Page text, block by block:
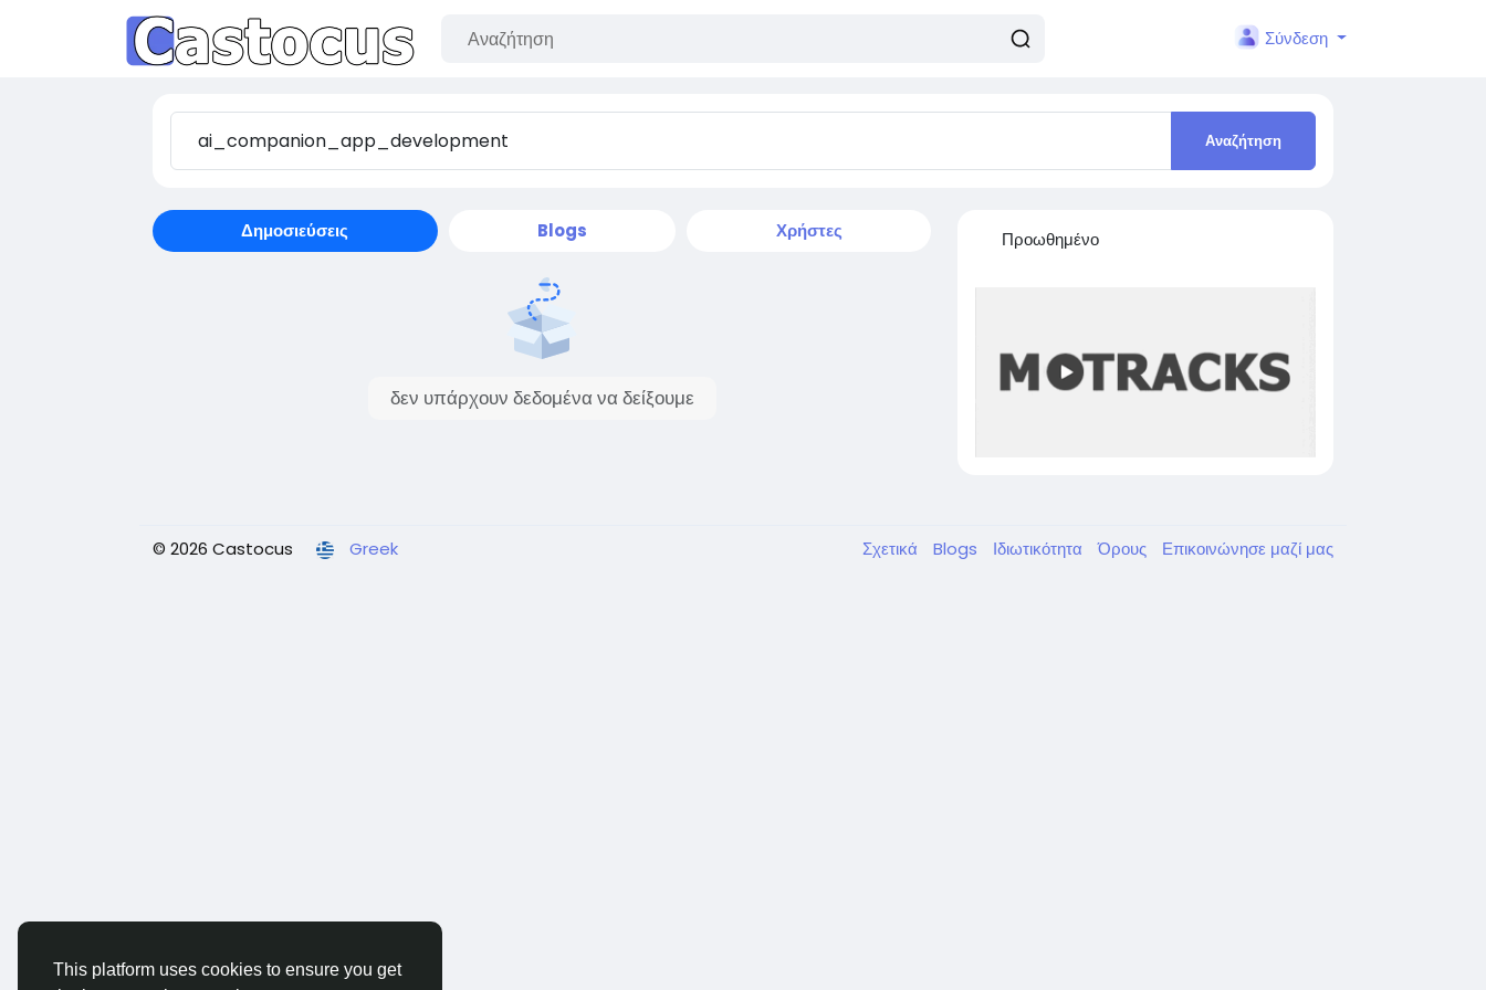
This platform uses cookies to ensure you get
Σύνδεση
Αναζήτηση
Δημοσιεύσεις Blogs Χρήστες
δεν υπάρχουν δεδομένα να δείξουμε
Προωθημένο
© 2026 Castocus Greek Σχετικά Blogs Ιδιωτικότητα Όρους Επικοινώνησε μαζί μας